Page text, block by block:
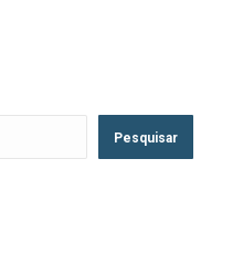
Pesquisar